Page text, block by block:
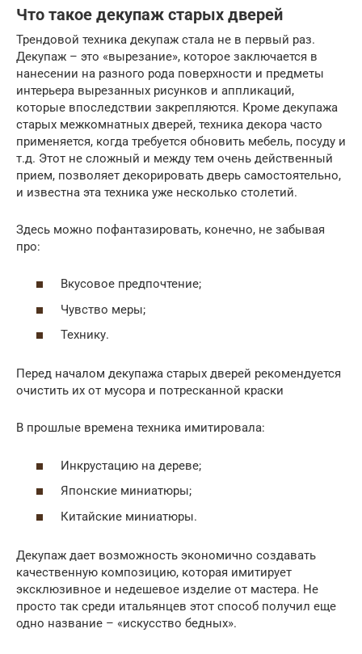
Что такое декупаж старых дверей
Трендовой техника декупаж стала не в первый раз.
Декупаж – это «вырезание», которое заключается в
нанесении на разного рода поверхности и предметы
интерьера вырезанных рисунков и аппликаций,
которые впоследствии закрепляются. Кроме декупажа
старых межкомнатных дверей, техника декора часто
применяется, когда требуется обновить мебель, посуду и
т.д. Этот не сложный и между тем очень действенный
прием, позволяет декорировать дверь самостоятельно,
и известна эта техника уже несколько столетий.
Здесь можно пофантазировать, конечно, не забывая
про:
Вкусовое предпочтение;
Чувство меры;
Технику.
Перед началом декупажа старых дверей рекомендуется
очистить их от мусора и потресканной краски
В прошлые времена техника имитировала:
Инкрустацию на дереве;
Японские миниатюры;
Китайские миниатюры.
Декупаж дает возможность экономично создавать
качественную композицию, которая имитирует
эксклюзивное и недешевое изделие от мастера. Не
просто так среди итальянцев этот способ получил еще
одно название – «искусство бедных».